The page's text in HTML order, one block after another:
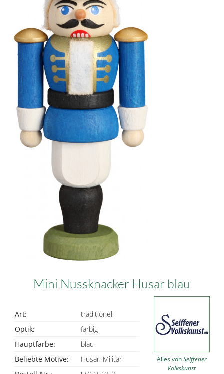
Mini Nussknacker Husar blau
Art:
traditionell
Optik:
farbig
Hauptfarbe:
blau
Beliebte Motive:
Husar, Militär
Alles vonSeiffener
Volkskunst